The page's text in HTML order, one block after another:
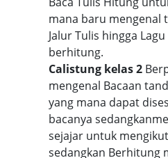
mana baru mengenal
Jalur Tulis hingga
berhitung.
Calistung kelas 2
mengenal Bacaan
yang mana dapat
bacanya
sejajar untuk
sedangkan Berhitung